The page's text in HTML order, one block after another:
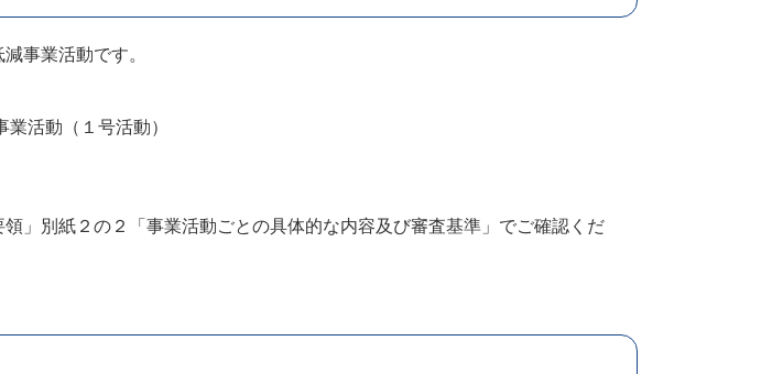
事業活動です。
活動（１号活動）
」別紙２の２「事業活動ごとの具体的な内容及び審査基準」でご確認くだ